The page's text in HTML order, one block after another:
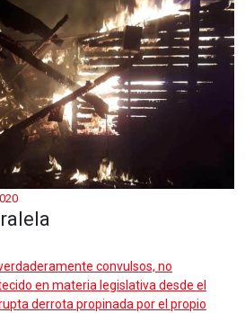
convulsos, no
en materia legislativa desde el
derrota propinada por el propio